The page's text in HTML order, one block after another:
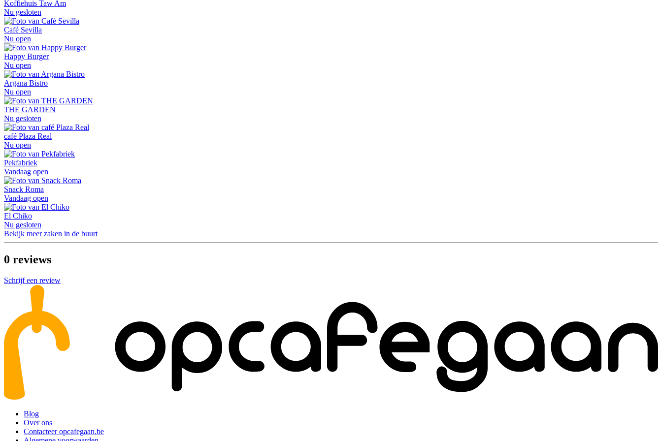
Koffiehuis Taw Am
Nu gesloten
Café Sevilla
Nu open
Happy Burger
Nu open
Argana Bistro
Nu open
THE GARDEN
Nu gesloten
café Plaza Real
Nu open
Pekfabriek
Vandaag open
Snack Roma
Vandaag open
El Chiko
Nu gesloten
Bekijk meer zaken in de buurt
0 reviews
Schrijf een review
Blog
Over ons
Contacteer opcafegaan.be